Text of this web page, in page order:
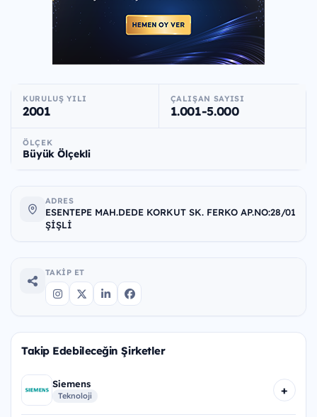
KURULUŞ YILI
2001
ÇALIŞAN SAYISI
1.001-5.000
ÖLÇEK
Büyük Ölçekli
ADRES
ESENTEPE MAH.DEDE KORKUT SK. FERKO AP.NO:28/01
ŞİŞLİ
TAKIP ET
Takip Edebileceğin Şirketler
Siemens
Teknoloji +